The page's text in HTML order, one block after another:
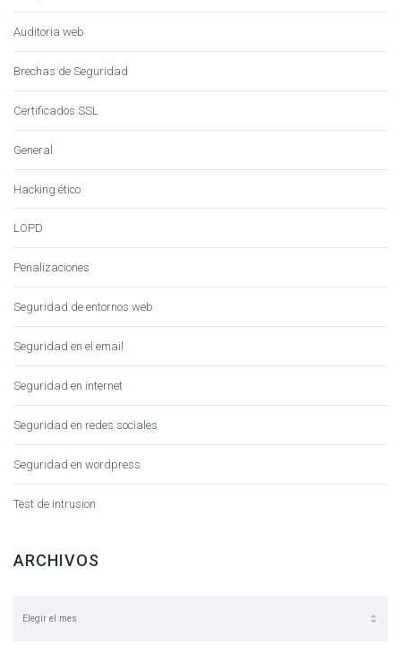
Auditoria web
Brechas de Seguridad
Certificados SSL
General
Hacking ético
LOPD
Penalizaciones
Seguridad de entornos web
Seguridad en el email
Seguridad en internet
Seguridad en redes sociales
Seguridad en wordpress
Test de intrusion
ARCHIVOS